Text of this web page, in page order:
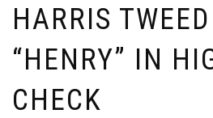
HARRIS
“HENRY” IN
CHECK